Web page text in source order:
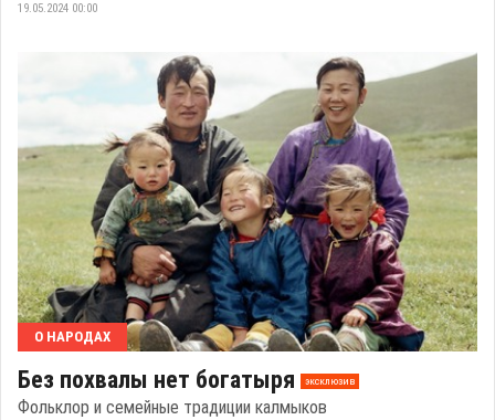
19.05.2024 00:00
О НАРОДАХ
Без похвалы нет богатыря эксклюзив
Фольклор и семейные традиции калмыков